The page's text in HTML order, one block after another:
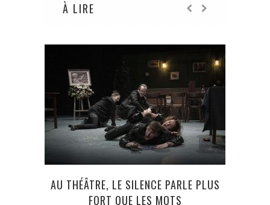
À LIRE
AU THÉÂTRE, LE SILENCE PARLE PLUS
FORT QUE LES MOTS